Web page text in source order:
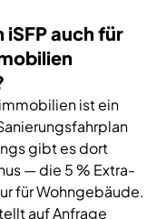
iSFP auch für
ist ein
gibt es dort
— die 5 % Extra-
für Wohngebäude.
auf Anfrage